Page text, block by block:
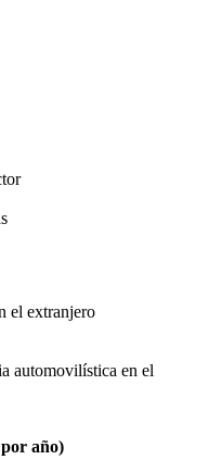
el extranjero
automovilística en el
año)